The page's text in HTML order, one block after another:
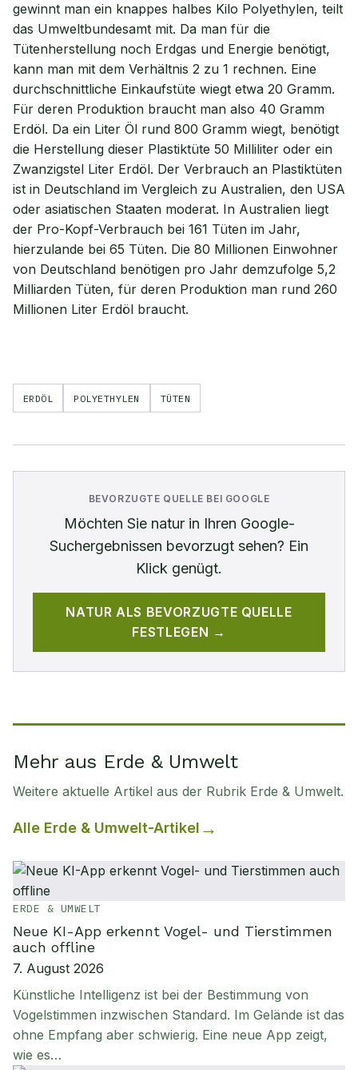
gewinnt man ein knappes halbes Kilo Polyethylen, teilt
das Umweltbundesamt mit. Da man für die
Tütenherstellung noch Erdgas und Energie benötigt,
kann man mit dem Verhältnis 2 zu 1 rechnen. Eine
durchschnittliche Einkaufstüte wiegt etwa 20 Gramm.
Für deren Produktion braucht man also 40 Gramm
Erdöl. Da ein Liter Öl rund 800 Gramm wiegt, benötigt
die Herstellung dieser Plastiktüte 50 Milliliter oder ein
Zwanzigstel Liter Erdöl. Der Verbrauch an Plastiktüten
ist in Deutschland im Vergleich zu Australien, den USA
oder asiatischen Staaten moderat. In Australien liegt
der Pro-Kopf-Verbrauch bei 161 Tüten im Jahr,
hierzulande bei 65 Tüten. Die 80 Millionen Einwohner
von Deutschland benötigen pro Jahr demzufolge 5,2
Milliarden Tüten, für deren Produktion man rund 260
Millionen Liter Erdöl braucht.
ERDÖL POLYETHYLEN TÜTEN
BEVORZUGTE QUELLE BEI GOOGLE
Möchten Sie naturin Ihren Google-
Suchergebnissen bevorzugt sehen? Ein
Klick genügt.
NATUR ALS BEVORZUGTE QUELLE
FESTLEGEN →
Mehr aus Erde & Umwelt
Weitere aktuelle Artikel aus der Rubrik Erde & Umwelt.
Alle Erde & Umwelt-Artikel
ERDE & UMWELT
Neue KI-App erkennt Vogel- und Tierstimmen
auch offline
7. August 2026
Künstliche Intelligenz ist bei der Bestimmung von
Vogelstimmen inzwischen Standard. Im Gelände ist das
ohne Empfang aber schwierig. Eine neue App zeigt,
wie es…